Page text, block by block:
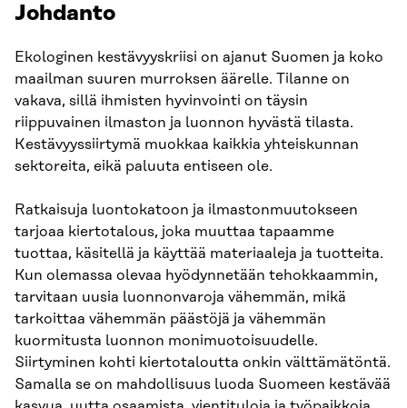
Johdanto
Ekologinen kestävyyskriisi on ajanut Suomen ja koko
maailman suuren murroksen äärelle. Tilanne on
vakava, sillä ihmisten hyvinvointi on täysin
riippuvainen ilmaston ja luonnon hyvästä tilasta.
Kestävyyssiirtymä muokkaa kaikkia yhteiskunnan
sektoreita, eikä paluuta entiseen ole.
Ratkaisuja luontokatoon ja ilmastonmuutokseen
tarjoaa kiertotalous, joka muuttaa tapaamme
tuottaa, käsitellä ja käyttää materiaaleja ja tuotteita.
Kun olemassa olevaa hyödynnetään tehokkaammin,
tarvitaan uusia luonnonvaroja vähemmän, mikä
tarkoittaa vähemmän päästöjä ja vähemmän
kuormitusta luonnon monimuotoisuudelle.
Siirtyminen kohti kiertotaloutta onkin välttämätöntä.
Samalla se on mahdollisuus luoda Suomeen kestävää